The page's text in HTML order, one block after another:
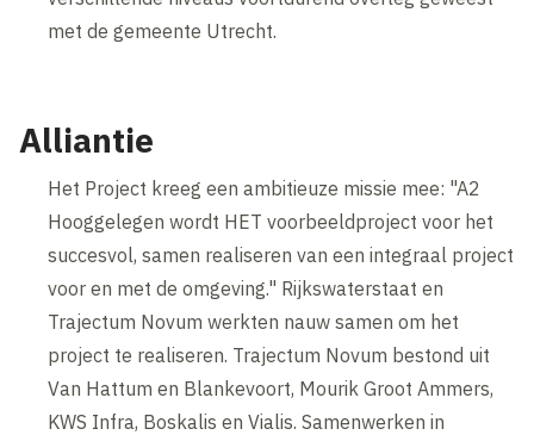
met de gemeente Utrecht.
Alliantie
Het Project kreeg een ambitieuze missie mee: "A2
Hooggelegen wordt HET voorbeeldproject voor het
succesvol, samen realiseren van een integraal project
voor en met de omgeving." Rijkswaterstaat en
Trajectum Novum werkten nauw samen om het
project te realiseren. Trajectum Novum bestond uit
Van Hattum en Blankevoort, Mourik Groot Ammers,
KWS Infra, Boskalis en Vialis. Samenwerken in